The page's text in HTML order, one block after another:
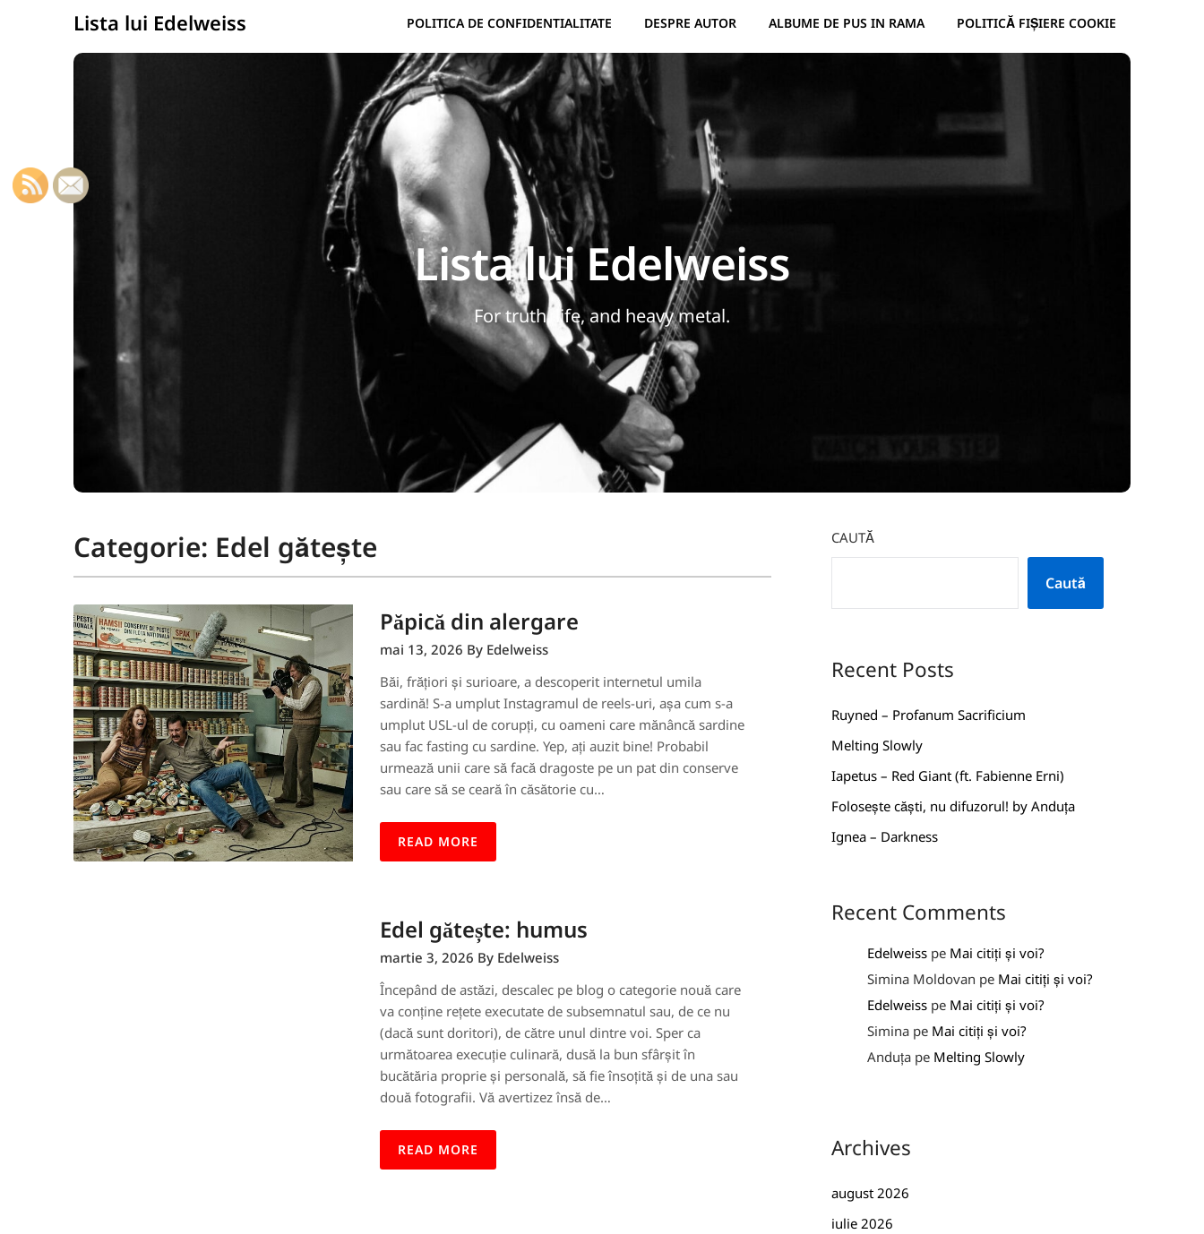
Lista lui Edelweiss POLITICA DE CONFIDENTIALITATE DESPRE AUTOR ALBUME DE PUS IN RAMA POLITICĂ FIȘIERE COOKIE
Lista lui Edelweiss
For truth, life, and heavy metal.
Categorie: Edel gătește
Păpică din alergare
mai 13, 2026 By Edelweiss
Băi, frățiori și surioare, a descoperit internetul umila
sardină! S-a umplut Instagramul de reels-uri, așa cum s-a
umplut USL-ul de corupți, cu oameni care mănâncă sardine
sau fac fasting cu sardine. Yep, ați auzit bine! Probabil
urmează unii care să facă dragoste pe un pat din conserve
sau care să se ceară în căsătorie cu…
READ MORE
Edel gătește: humus
martie 3, 2026 By Edelweiss
Începând de astăzi, descalec pe blog o categorie nouă care
va conține rețete executate de subsemnatul sau, de ce nu
(dacă sunt doritori), de către unul dintre voi. Sper ca
următoarea execuție culinară, dusă la bun sfârșit în
bucătăria proprie și personală, să fie însoțită și de una sau
două fotografii. Vă avertizez însă de…
READ MORE
CAUTĂ
Caută
Recent Posts
Ruyned – Profanum Sacrificium
Melting Slowly
Iapetus – Red Giant (ft. Fabienne Erni)
Folosește căști, nu difuzorul! by Anduța
Ignea – Darkness
Recent Comments
Edelweisspe Mai citiți și voi?
Simina Moldovan pe Mai citiți și voi?
Edelweisspe Mai citiți și voi?
Siminape Mai citiți și voi?
Anduțape Melting Slowly
Archives
august 2026
iulie 2026